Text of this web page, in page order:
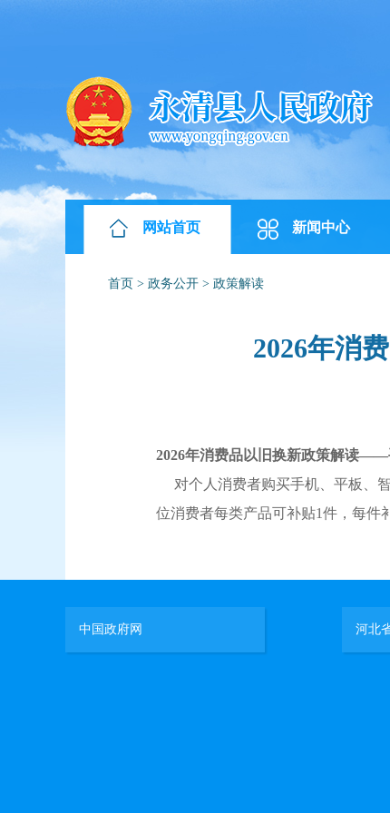
网站首页 新闻中心
首页 > 政务公开 > 政策解读
2026年消
2026年消费品以旧换新政策解读——
对个人消费者购买手机、平板、
位消费者每类产品可补贴1件，每件
中国政府网 河北